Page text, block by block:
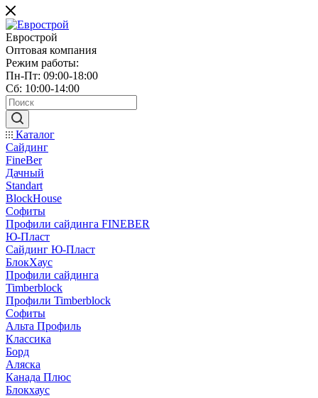
Еврострой
Оптовая компания
Режим работы:
Пн-Пт: 09:00-18:00
Сб: 10:00-14:00
Каталог
Сайдинг
FineBer
Дачный
Standart
BlockHouse
Софиты
Профили сайдинга FINEBER
Ю-Пласт
Сайдинг Ю-Пласт
БлокХаус
Профили сайдинга
Timberblock
Профили Timberblock
Софиты
Альта Профиль
Классика
Борд
Аляска
Канада Плюс
Блокхаус